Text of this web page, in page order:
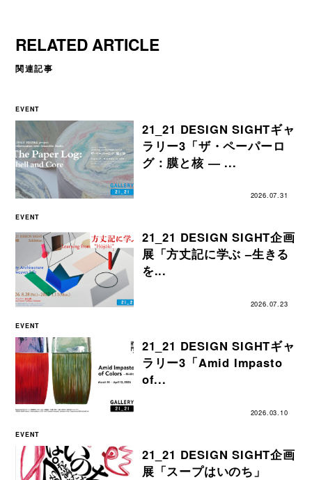
RELATED ARTICLE
関連記事
EVENT
21_21 DESIGN SIGHTギャ
ラリー3「ザ・ペーパーロ
グ：膜と核 ― ...
2026.07.31
EVENT
21_21 DESIGN SIGHT企画
展「方丈記に学ぶ –生きる
を...
2026.07.23
EVENT
21_21 DESIGN SIGHTギャ
ラリー3「Amid Impasto
of...
2026.03.10
EVENT
21_21 DESIGN SIGHT企画
展「スープはいのち」